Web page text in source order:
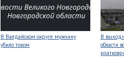
В Валдайском округе мужчину
убило током
В
области